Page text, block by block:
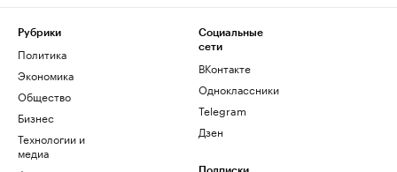
Рубрики
Политика
Экономика
Общество
Бизнес
Технологии и
медиа
Социальные
сети
ВКонтакте
Одноклассники
Telegram
Дзен